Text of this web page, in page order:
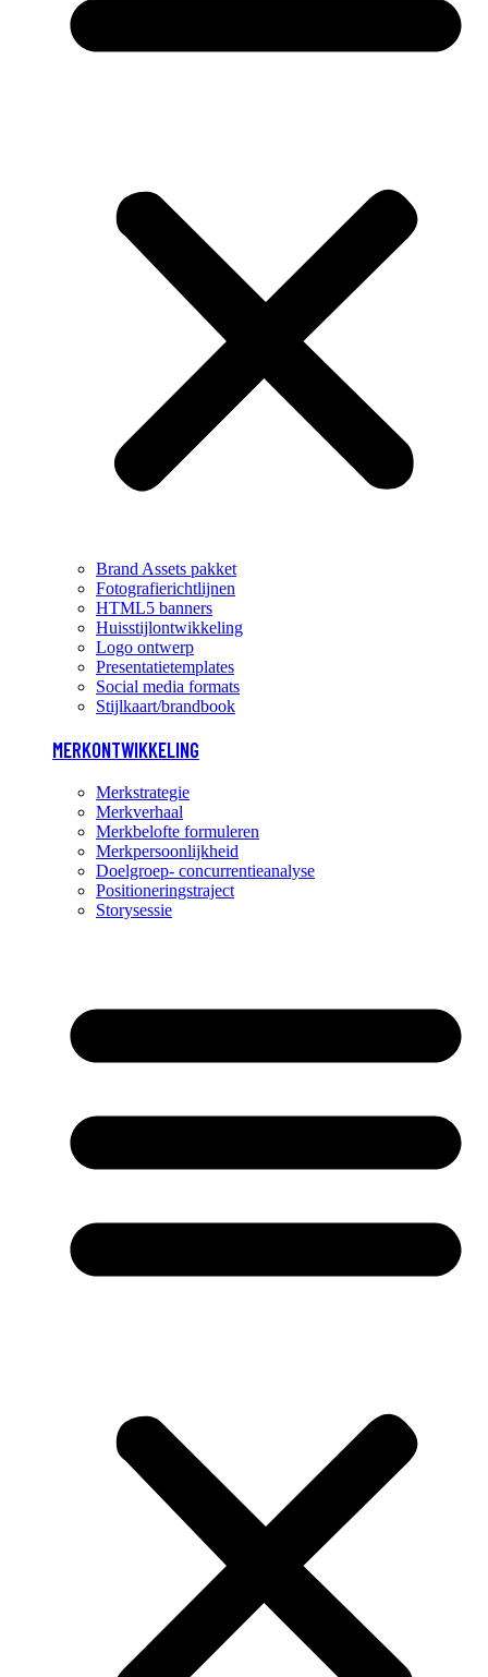
Brand Assets pakket
Fotografierichtlijnen
HTML5 banners
Huisstijlontwikkeling
Logo ontwerp
Presentatietemplates
Social media formats
Stijlkaart/brandbook
MERKONTWIKKELING
Merkstrategie
Merkverhaal
Merkbelofte formuleren
Merkpersoonlijkheid
Doelgroep- concurrentieanalyse
Positioneringstraject
Storysessie